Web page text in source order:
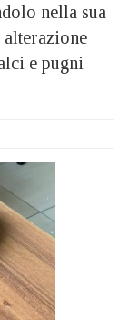
nella sua
alterazione
e pugni